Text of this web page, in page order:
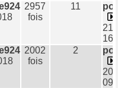
2957
fois
11
21/
2002
fois
2
20/